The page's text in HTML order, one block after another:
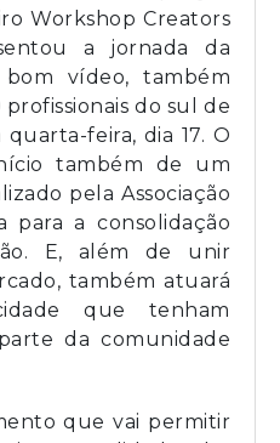
Workshop Creators
a jornada da
vídeo, também
do sul de
feira, dia 17. O
também de um
pela Associação
para a consolidação
E, além de unir
também atuará
que tenham
da comunidade
que vai permitir